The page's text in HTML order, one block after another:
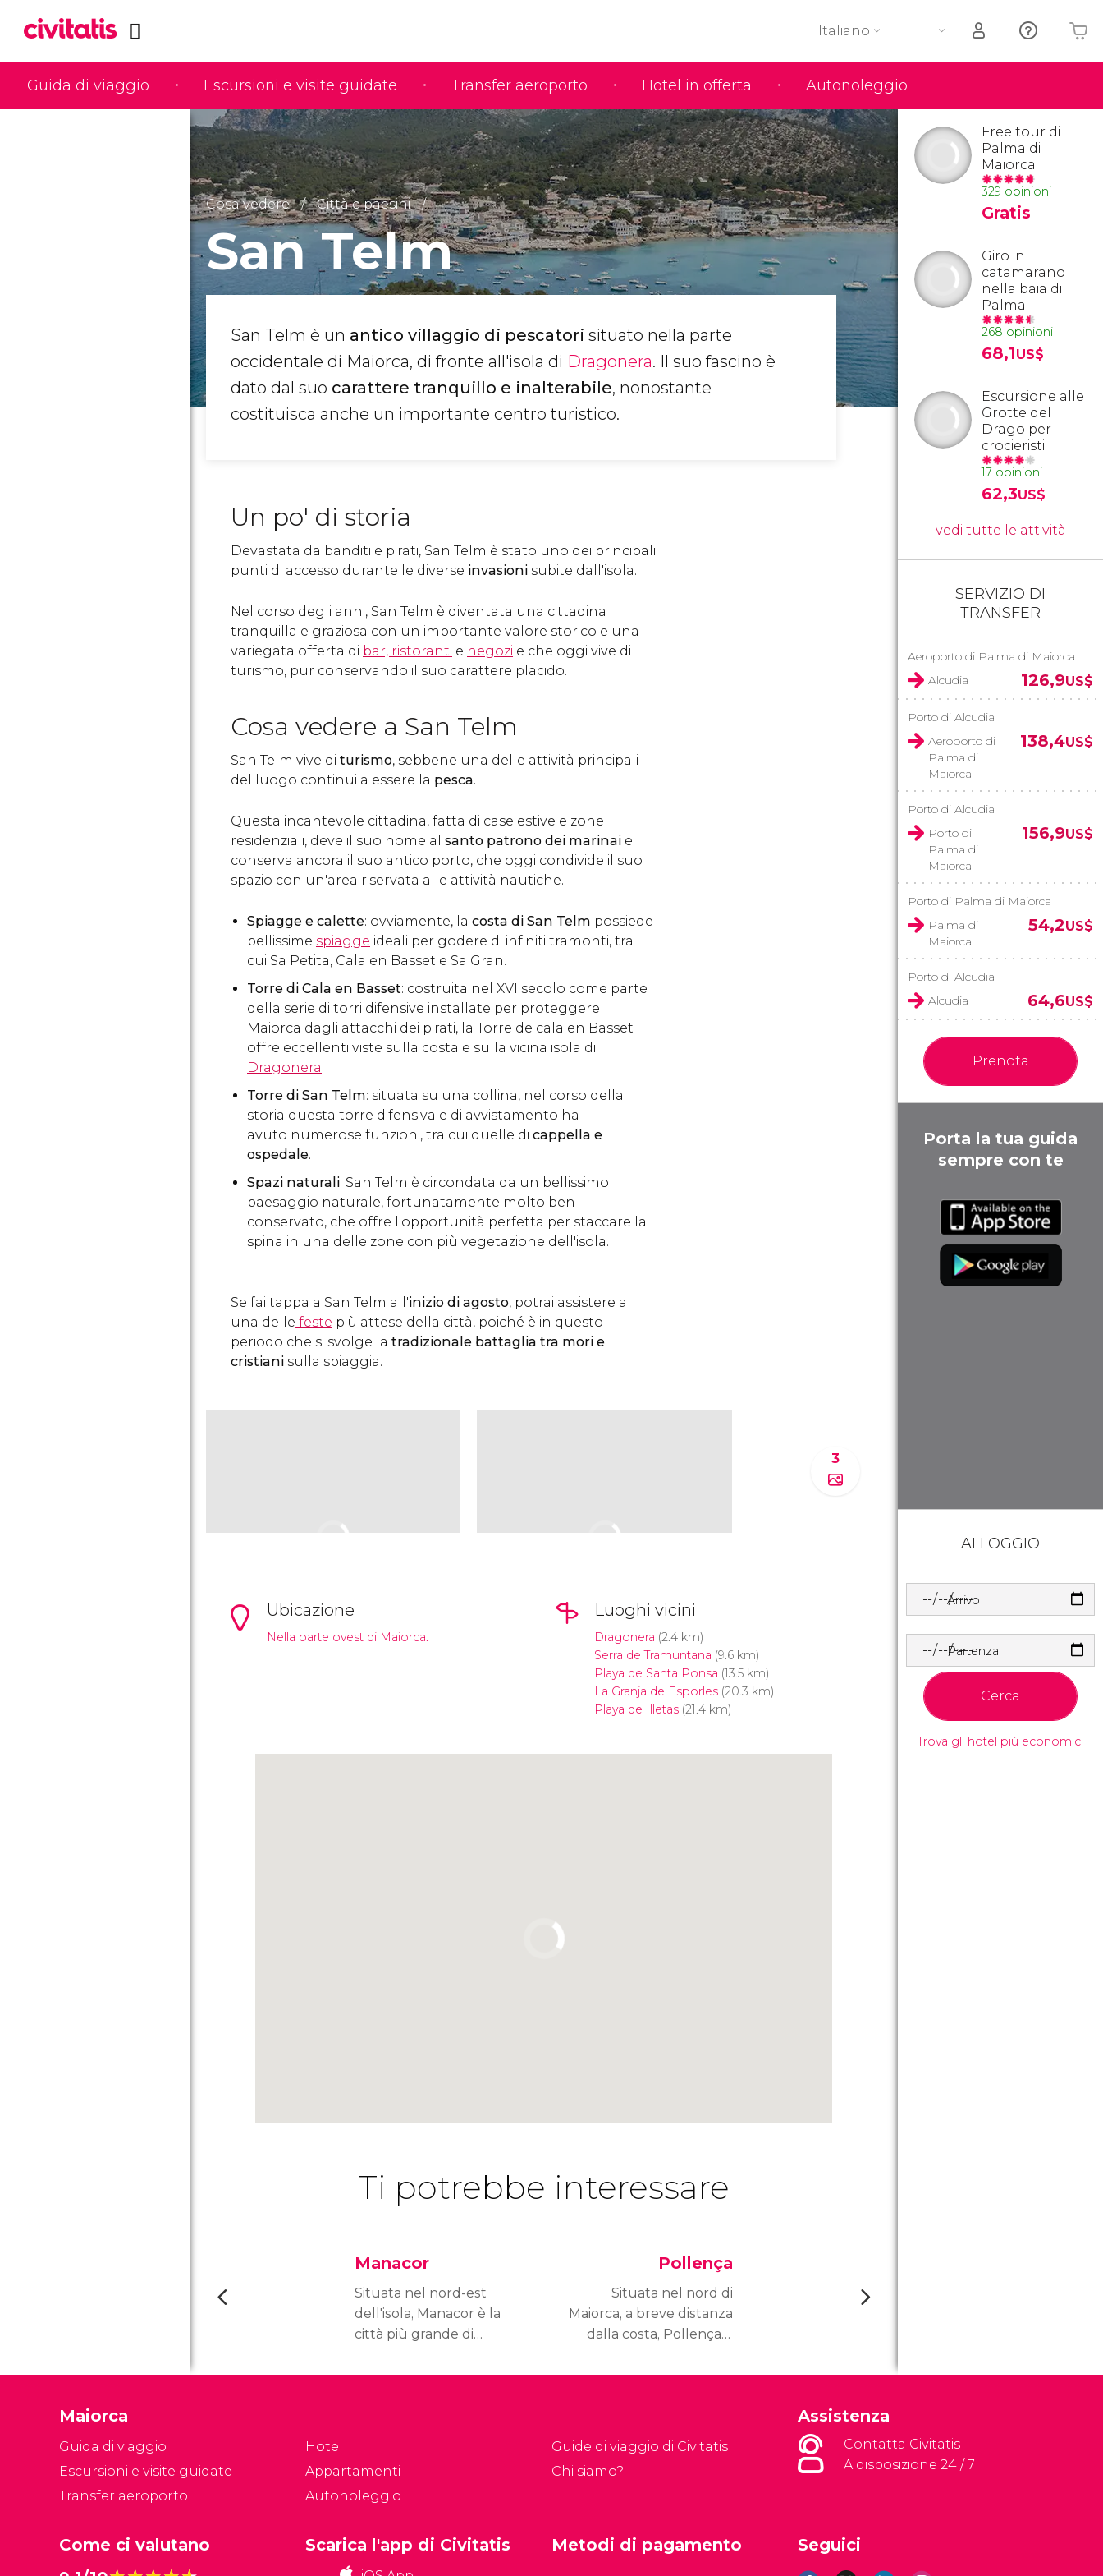
Guida di viaggio Escursioni e visite guidate Transfer aeroporto Hotel in offerta Autonoleggio
Italiano
Cosa vedere Città e paesini
San Telm
San Telm è un antico villaggio di pescatori situato nella parte
occidentale di Maiorca, di fronte all'isola di Dragonera. Il suo fascino è
dato dal suo carattere tranquillo e inalterabile, nonostante
costituisca anche un importante centro turistico.
Un po' di storia
Devastata da banditi e pirati, San Telm è stato uno dei principali
punti di accesso durante le diverse invasioni subite dall'isola.
Nel corso degli anni, San Telm è diventata una cittadina
tranquilla e graziosa con un importante valore storico e una
variegata offerta di bar, ristoranti e negozi e che oggi vive di
turismo, pur conservando il suo carattere placido.
Cosa vedere a San Telm
San Telm vive di turismo, sebbene una delle attività principali
del luogo continui a essere la pesca.
Questa incantevole cittadina, fatta di case estive e zone
residenziali, deve il suo nome al santo patrono dei marinai e
conserva ancora il suo antico porto, che oggi condivide il suo
spazio con un'area riservata alle attività nautiche.
Spiagge e calette: ovviamente, la costa di San Telm possiede
bellissime spiagge ideali per godere di infiniti tramonti, tra
cui Sa Petita, Cala en Basset e Sa Gran.
Torre di Cala en Basset: costruita nel XVI secolo come parte
della serie di torri difensive installate per proteggere
Maiorca dagli attacchi dei pirati, la Torre de cala en Basset
offre eccellenti viste sulla costa e sulla vicina isola di
Dragonera.
Torre di San Telm: situata su una collina, nel corso della
storia questa torre difensiva e di avvistamento ha
avuto numerose funzioni, tra cui quelle di cappella e
ospedale.
Spazi naturali: San Telm è circondata da un bellissimo
paesaggio naturale, fortunatamente molto ben
conservato, che offre l'opportunità perfetta per staccare la
spina in una delle zone con più vegetazione dell'isola.
Se fai tappa a San Telm all'inizio di agosto, potrai assistere a
una delle feste più attese della città, poiché è in questo
periodo che si svolge la tradizionale battaglia tra mori e
cristiani sulla spiaggia.
3
Ubicazione
Nella parte ovest di Maiorca.
Luoghi vicini
Dragonera (2.4 km)
Serra de Tramuntana (9.6 km)
Playa de Santa Ponsa (13.5 km)
La Granja de Esporles(20.3 km)
Playa de Illetas(21.4 km)
Ti potrebbe interessare
Manacor
Situata nel nord-est
dell'isola, Manacor è la
città più grande di
capoluogo Palma. È una
Pollença
Situata nel nord di
Maiorca, a breve distanza
dalla costa, Pollença è
15.000 abitanti fatto di
tradizione, che si
distingue per gli
splendidi paesaggi
Free tour di
Palma di
Maiorca
329 opinioni
Gratis
Giro in
catamarano
nella baia di
Palma
268 opinioni
68,1US$
Escursione alle
Grotte del
Drago per
crocieristi
17 opinioni
62,3US$
vedi tutte le attività
SERVIZIO DI
TRANSFER
Aeroporto di Palma di Maiorca
Alcudia
126,9US$
Porto di Alcudia
Aeroporto di
Palma di
Maiorca
138,4US$
Porto di Alcudia
Porto di
Palma di
Maiorca
156,9US$
Porto di Palma di Maiorca
Palma di
Maiorca
54,2US$
Porto di Alcudia
Alcudia
64,6US$
Prenota
Porta la tua guida
sempre con te
ALLOGGIO
Arrivo
Partenza
Cerca
Trova gli hotel più economici
Maiorca
Guida di viaggio
Escursioni e visite guidate
Transfer aeroporto
Hotel
Appartamenti
Autonoleggio
Guide di viaggio di Civitatis
Chi siamo?
Assistenza
Contatta Civitatis
A disposizione 24 / 7
Come ci valutano
Seguici
Scarica l'app di Civitatis Metodi di pagamento